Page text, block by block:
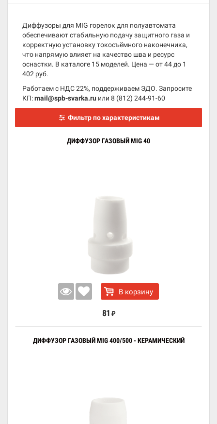
Диффузоры для MIG горелок для полуавтомата
обеспечивают стабильную подачу защитного газа и
корректную установку токосъёмного наконечника,
что напрямую влияет на качество шва и ресурс
оснастки. В каталоге 15 моделей. Цена — от 44 до 1
402 руб.
Работаем с НДС 22%, поддерживаем ЭДО. Запросите
КП:mail@spb-svarka.ru или 8 (812) 244-91-60
Фильтр по характеристикам
ДИФФУЗОР ГАЗОВЫЙ MIG 40
В корзину
81 ₽
ДИФФУЗОР ГАЗОВЫЙ MIG 400/500 - КЕРАМИЧЕСКИЙ